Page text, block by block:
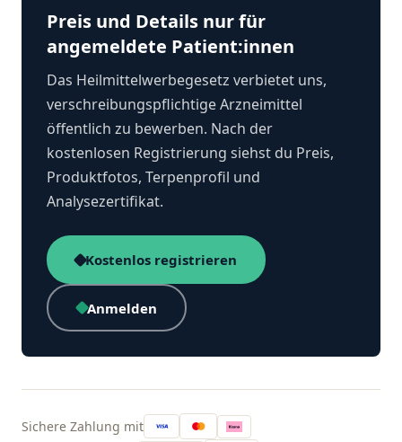
Preis und Details nur für
angemeldete Patient:innen
Das Heilmittelwerbegesetz verbietet uns,
verschreibungspflichtige Arzneimittel
öffentlich zu bewerben. Nach der
kostenlosen Registrierung siehst du Preis,
Produktfotos, Terpenprofil und
Analysezertifikat.
Kostenlos registrieren
Anmelden
Sichere Zahlung mit